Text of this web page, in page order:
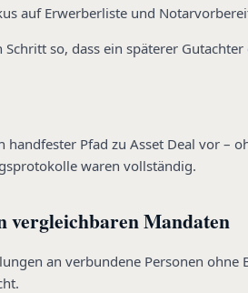
auf Erwerberliste und
so, dass ein späterer
handfester Pfad zu Asset Deal vor
waren vollständig.
vergleichbaren Mandaten
an verbundene Personen